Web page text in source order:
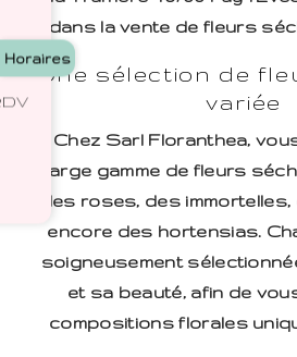
dans la vente de fleurs
Une sélection de
variée
Chez Sarl Floranthea,
large gamme de fleurs
des roses, des
encore des hortensias.
soigneusement
et sa beauté, afin de
compositions florales
Horaires